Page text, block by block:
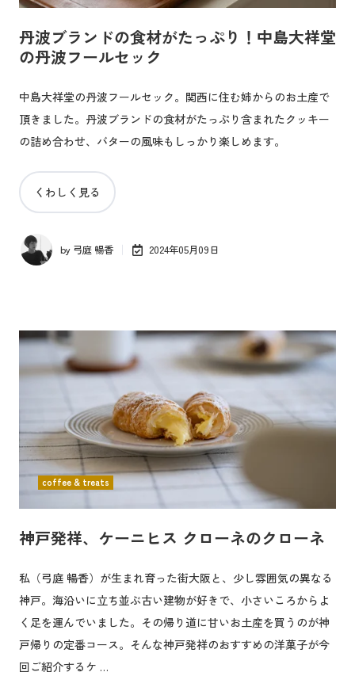
丹波ブランドの食材がたっぷり！中島大祥堂
の丹波フールセック
中島大祥堂の丹波フールセック。関西に住む姉からのお土産で
頂きました。丹波ブランドの食材がたっぷり含まれたクッキー
の詰め合わせ、バターの風味もしっかり楽しめます。
くわしく見る
by 弓庭 暢香 2024年05月09日
神戸発祥、ケーニヒス クローネのクローネ
私（弓庭 暢香）が生まれ育った街大阪と、少し雰囲気の異なる
神戸。海沿いに立ち並ぶ古い建物が好きで、小さいころからよ
く足を運んでいました。その帰り道に甘いお土産を買うのが神
戸帰りの定番コース。そんな神戸発祥のおすすめの洋菓子が今
回ご紹介するケ …
coffee & treats